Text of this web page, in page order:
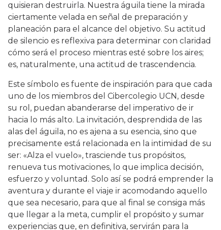
quisieran destruirla. Nuestra águila tiene la mirada
ciertamente velada en señal de preparación y
planeación para el alcance del objetivo. Su actitud
de silencio es reflexiva para determinar con claridad
cómo será el proceso mientras esté sobre los aires;
es, naturalmente, una actitud de trascendencia.
Este símbolo es fuente de inspiración para que cada
uno de los miembros del Cibercolegio UCN, desde
su rol, puedan abanderarse del imperativo de ir
hacia lo más alto. La invitación, desprendida de las
alas del águila, no es ajena a su esencia, sino que
precisamente está relacionada en la intimidad de su
ser: «Alza el vuelo», trasciende tus propósitos,
renueva tus motivaciones, lo que implica decisión,
esfuerzo y voluntad. Solo así se podrá emprender la
aventura y durante el viaje ir acomodando aquello
que sea necesario, para que al final se consiga más
que llegar a la meta, cumplir el propósito y sumar
experiencias que, en definitiva, servirán para la